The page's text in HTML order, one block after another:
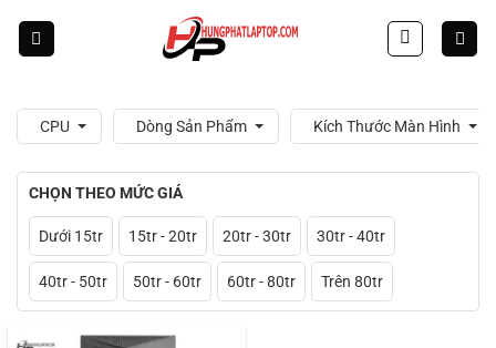
CPU Dòng Sản Phẩm Kích Thước Màn Hình
CHỌN THEO MỨC GIÁ
Dưới 15tr 15tr - 20tr 20tr - 30tr 30tr - 40tr
40tr - 50tr 50tr - 60tr 60tr - 80tr Trên 80tr